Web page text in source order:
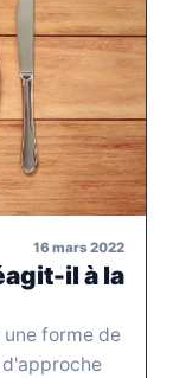
16 mars 2022
il à la
forme de